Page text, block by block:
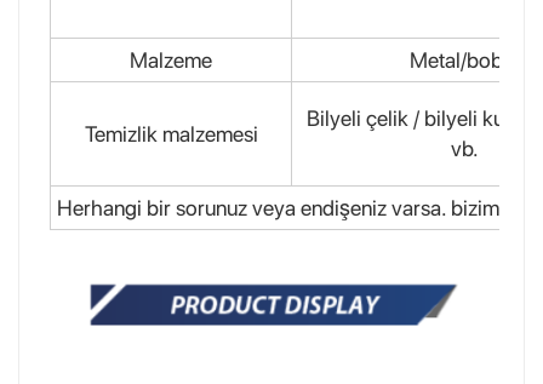
Malzeme Metal/bobin
Temizlik malzemesi
Bilyeli çelik / bilyeli kum /
vb.
Herhangi bir sorunuz veya endişeniz varsa. bizimle